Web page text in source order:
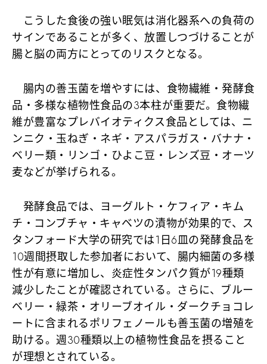
こうした食後の強い眠気は消化器系への負荷の
サインであることが多く、放置しつづけることが
腸と脳の両方にとってのリスクとなる。
腸内の善玉菌を増やすには、食物繊維・発酵食
品・多様な植物性食品の3本柱が重要だ。食物繊
維が豊富なプレバイオティクス食品としては、ニ
ンニク・玉ねぎ・ネギ・アスパラガス・バナナ・
ベリー類・リンゴ・ひよこ豆・レンズ豆・オーツ
麦などが挙げられる。
発酵食品では、ヨーグルト・ケフィア・キム
チ・コンブチャ・キャベツの漬物が効果的で、ス
タンフォード大学の研究では1日6皿の発酵食品を
10週間摂取した参加者において、腸内細菌の多様
性が有意に増加し、炎症性タンパク質が19種類
減少したことが確認されている。さらに、ブルー
ベリー・緑茶・オリーブオイル・ダークチョコレ
ートに含まれるポリフェノールも善玉菌の増殖を
助ける。週30種類以上の植物性食品を摂ること
が理想とされている。